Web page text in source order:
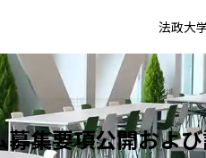
法政大
集要項公開およ